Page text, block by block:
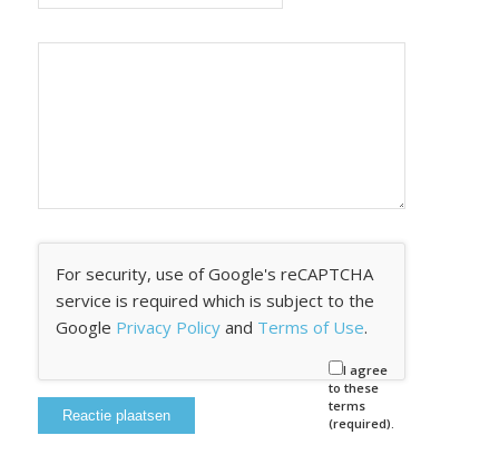
For security, use of Google's reCAPTCHA
service is required which is subject to the
Google Privacy Policyand Terms of Use.
I agree
to these
terms
(required).